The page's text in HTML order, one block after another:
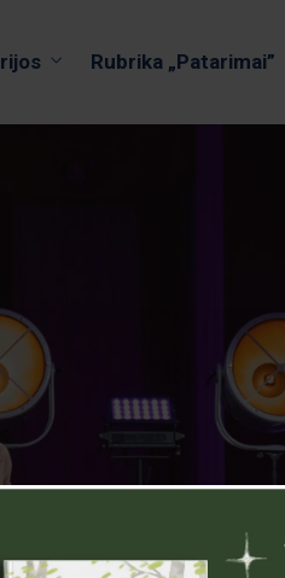
Rubrika „Patarimai”